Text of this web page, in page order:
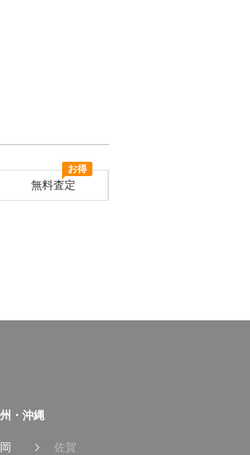
お得
無料査定
・沖縄
佐賀